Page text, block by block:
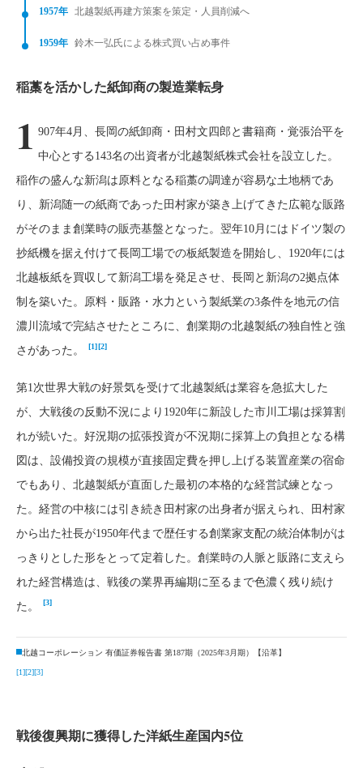
1957年 北越製紙再建方策案を策定・人員削減へ
1959年 鈴木一弘氏による株式買い占め事件
稲藁を活かした紙卸商の製造業転身
1 907年4月、長岡の紙卸商・田村文四郎と書籍商・覚張治平を
中心とする143名の出資者が北越製紙株式会社を設立した。
稲作の盛んな新潟は原料となる稲藁の調達が容易な土地柄であ
り、新潟随一の紙商であった田村家が築き上げてきた広範な販路
がそのまま創業時の販売基盤となった。翌年10月にはドイツ製の
抄紙機を据え付けて長岡工場での板紙製造を開始し、1920年には
北越板紙を買収して新潟工場を発足させ、長岡と新潟の2拠点体
制を築いた。原料・販路・水力という製紙業の3条件を地元の信
濃川流域で完結させたところに、創業期の北越製紙の独自性と強
さがあった。
[1][2]
第1次世界大戦の好景気を受けて北越製紙は業容を急拡大した
が、大戦後の反動不況により1920年に新設した市川工場は採算割
れが続いた。好況期の拡張投資が不況期に採算上の負担となる構
図は、設備投資の規模が直接固定費を押し上げる装置産業の宿命
でもあり、北越製紙が直面した最初の本格的な経営試練となっ
た。経営の中核には引き続き田村家の出身者が据えられ、田村家
から出た社長が1950年代まで歴任する創業家支配の統治体制がは
っきりとした形をとって定着した。創業時の人脈と販路に支えら
れた経営構造は、戦後の業界再編期に至るまで色濃く残り続け
た。
[3]
北越コーポレーション 有価証券報告書 第187期（2025年3月期）【沿革】
[1][2][3]
戦後復興期に獲得した洋紙生産国内5位